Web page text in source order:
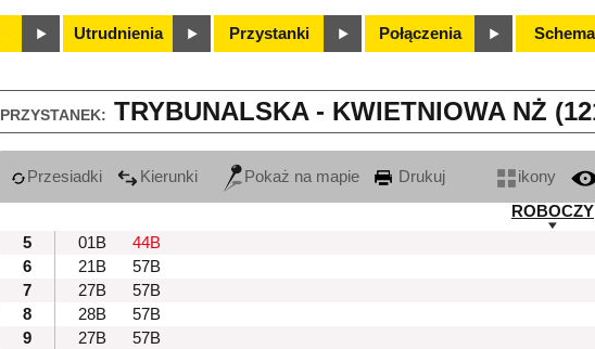
Utrudnienia Przystanki Połączenia
PRZYSTANEK: TRYBUNALSKA - KWIETNIOWA NŻ
Przesiadki Kierunki Pokaż na mapie Drukuj ikony
ROBOCZY
5
01B
44B
6
21B
57B
7
27B
57B
8
28B
57B
9
27B
57B